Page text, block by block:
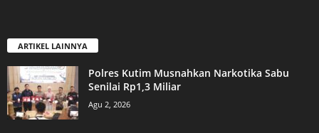
ARTIKEL LAINNYA
Polres Kutim Musnahkan Narkotika Sabu
Senilai Rp1,3 Miliar
Agu 2, 2026